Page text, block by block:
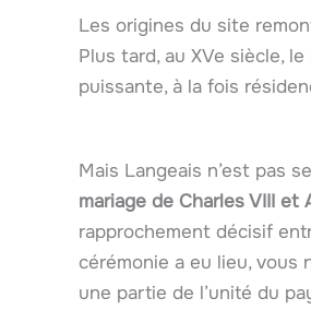
Les origines du site
Plus tard, au XVe siècle,
puissante, à la fois
Mais Langeais n’est pas
mariage de Charles VIII et
rapprochement décisif
cérémonie a eu lieu, vous
une partie de l’unité du